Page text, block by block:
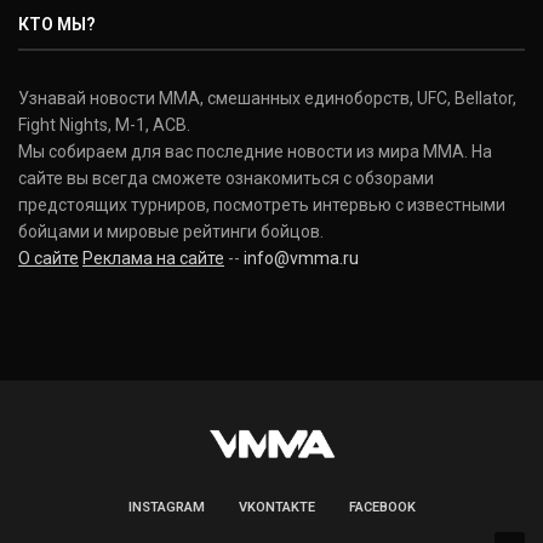
Donald Cerrone
(36-15-0, 1)
Исраэль Адесанья
Israel Adesanya
(19-0-0, 0)
КТО МЫ?
Узнавай новости ММА, смешанных единоборств, UFC, Bellator,
Fight Nights, M-1, ACB.
Мы собираем для вас последние новости из мира ММА. На
сайте вы всегда сможете ознакомиться с обзорами
предстоящих турниров, посмотреть интервью с известными
бойцами и мировые рейтинги бойцов.
О сайте Реклама на сайте -- info@vmma.ru
INSTAGRAM VKONTAKTE FACEBOOK